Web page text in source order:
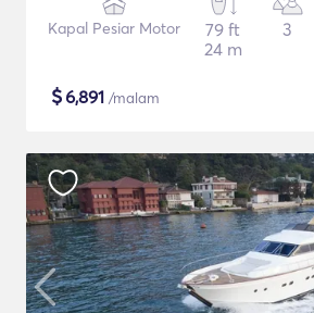
Kapal Pesiar Motor
79 ft
24 m
3
$6,891 /malam